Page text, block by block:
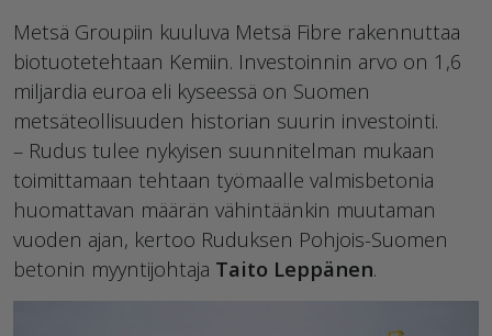
Metsä Groupiin kuuluva Metsä Fibre rakennuttaa
biotuotetehtaan Kemiin. Investoinnin arvo on 1,6
miljardia euroa eli kyseessä on Suomen
metsäteollisuuden historian suurin investointi.
– Rudus tulee nykyisen suunnitelman mukaan
toimittamaan tehtaan työmaalle valmisbetonia
huomattavan määrän vähintäänkin muutaman
vuoden ajan, kertoo Ruduksen Pohjois-Suomen
betonin myyntijohtaja Taito Leppänen.